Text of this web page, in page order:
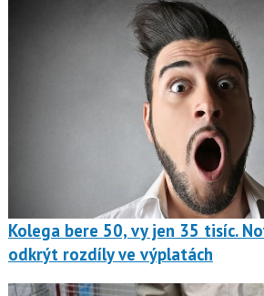
Kolega bere 50, vy jen 35 tisíc.
odkrýt rozdíly ve výplatách